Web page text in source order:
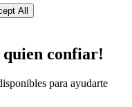
All
quien confiar!
para ayudarte